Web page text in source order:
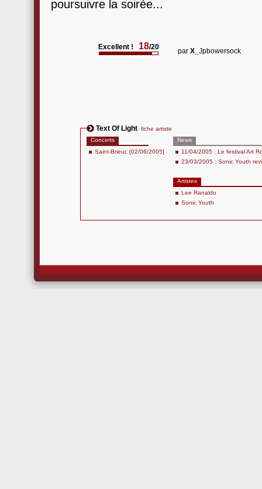
poursuivre la soirée...
Excellent ! 18/20 par X_ Jpbowersock
Text Of Light fiche artiste
Concerts
Saint-Brieuc [02/06/2005]
News
11/04/2005 : Le festival Art
23/03/2005 : Sonic Youth
Artistes
Lee Ranaldo
Sonic Youth